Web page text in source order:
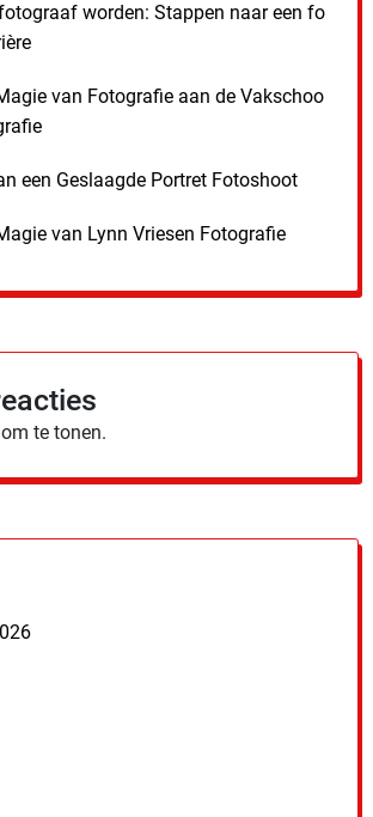
worden: Stappen naar een fo
van Fotografie aan de Vakschoo
een Geslaagde Portret Fotoshoot
van Lynn Vriesen Fotografie
te tonen.